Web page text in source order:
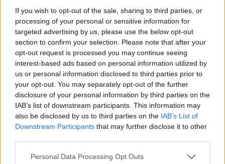
If you wish to opt-out of the sale, sharing to third parties, or
processing of your personal or sensitive information for
targeted advertising by us, please use the below opt-out
section to confirm your selection. Please note that after your
opt-out request is processed you may continue seeing
interest-based ads based on personal information utilized by
us or personal information disclosed to third parties prior to
your opt-out. You may separately opt-out of the further
disclosure of your personal information by third parties on the
IAB’s list of downstream participants. This information may
also be disclosed by us to third parties on the IAB’s List of
Downstream Participants that may further disclose it to other
Personal Data Processing Opt Outs
miał jeszcze około 1980 punktów życia.
Momentalnie wykorzystał to Saint. Reprezentant
LYON zachował zimną krew, ukradł wzmocnienie i
dał swojej drużynie impuls do niesamowitego
powrotu (comebacku), który zakończył się
zniszczeniem Nexusa TSW.
Genialny flank na górnej alei (Mapa 2): W drugim
starciu to Team Secret Whales pokazało pazur.
Najlepszą akcją w ich wykonaniu była potężna,
potrójna flanka zainicjowana przez ich toplanera w
okolicach leża Elder Dragona. Perfekcyjna
koordynacja i natychmiastowe wyeliminowanie